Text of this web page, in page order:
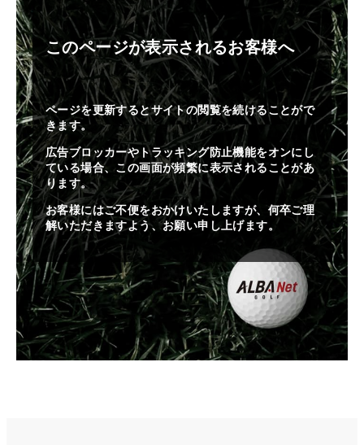
このページが表示されるお客様へ
ページを更新するとサイトの閲覧を続けることがで
きます。
広告ブロッカーやトラッキング防止機能をオンにし
ている場合、この画面が頻繁に表示されることがあ
ります。
お客様にはご不便をおかけいたしますが、何卒ご理
解いただきますよう、お願い申し上げます。